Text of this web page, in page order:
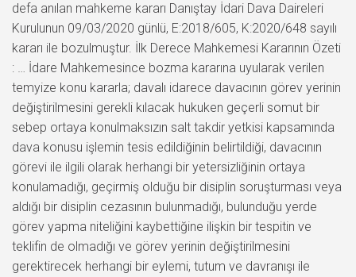
defa anılan mahkeme kararı Danıştay İdari Dava Daireleri
Kurulunun 09/03/2020 günlü, E:2018/605, K:2020/648 sayılı
kararı ile bozulmuştur. İlk Derece Mahkemesi Kararının Özeti
: … İdare Mahkemesince bozma kararına uyularak verilen
temyize konu kararla; davalı idarece davacının görev yerinin
değiştirilmesini gerekli kılacak hukuken geçerli somut bir
sebep ortaya konulmaksızın salt takdir yetkisi kapsamında
dava konusu işlemin tesis edildiğinin belirtildiği, davacının
görevi ile ilgili olarak herhangi bir yetersizliğinin ortaya
konulamadığı, geçirmiş olduğu bir disiplin soruşturması veya
aldığı bir disiplin cezasının bulunmadığı, bulunduğu yerde
görev yapma niteliğini kaybettiğine ilişkin bir tespitin ve
teklifin de olmadığı ve görev yerinin değiştirilmesini
gerektirecek herhangi bir eylemi, tutum ve davranışı ile